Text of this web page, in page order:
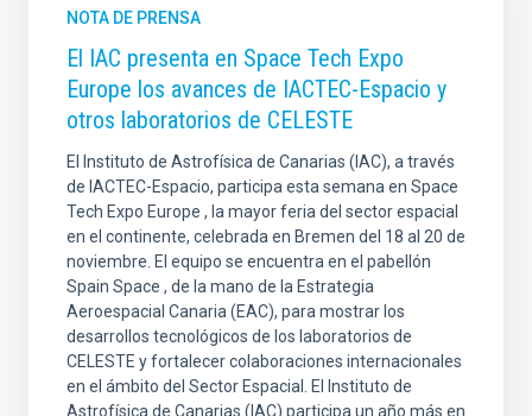
NOTA DE PRENSA
El IAC presenta en Space Tech Expo
Europe los avances de IACTEC-Espacio y
otros laboratorios de CELESTE
El Instituto de Astrofísica de Canarias (IAC), a través
de IACTEC-Espacio, participa esta semana en Space
Tech Expo Europe , la mayor feria del sector espacial
en el continente, celebrada en Bremen del 18 al 20 de
noviembre. El equipo se encuentra en el pabellón
Spain Space , de la mano de la Estrategia
Aeroespacial Canaria (EAC), para mostrar los
desarrollos tecnológicos de los laboratorios de
CELESTE y fortalecer colaboraciones internacionales
en el ámbito del Sector Espacial. El Instituto de
Astrofísica de Canarias (IAC) participa un año más en